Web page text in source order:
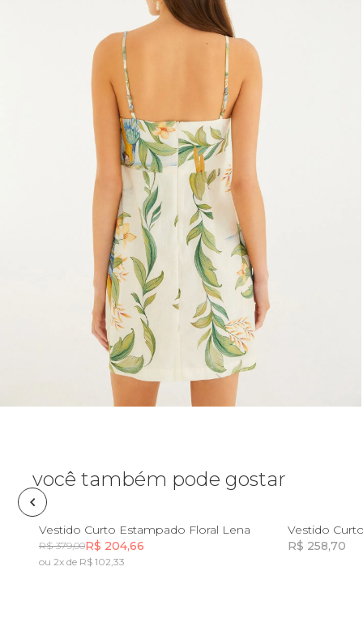
Frescobol
Lancheira
Lenço
Mala
Meia
Necessaire
Óculos de sol
Pin e patch
incensário
Porta
isqueiro
você também pode gostar
M GG
Vestido Curto Estampado Floral Lena
R$ 379,00R$ 204,66
ou 2x de R$ 102,33
Vestido
R$ 258,70